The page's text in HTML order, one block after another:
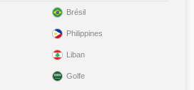
Brésil
Philippines
Liban
Golfe